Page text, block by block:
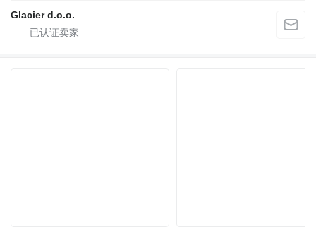
Glacier d.o.o.